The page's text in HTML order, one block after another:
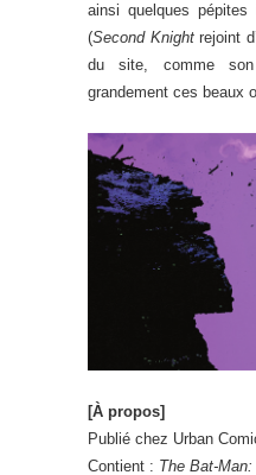
ainsi quelques
(Second Knightrejoint
du site, comme
grandement ces beaux
[À propos]
Publié chez Urban
Contient : The Bat-